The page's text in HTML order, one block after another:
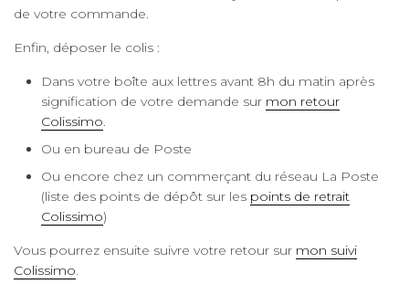
de votre commande.
Enfin, déposer le colis :
Dans votre boîte aux lettres avant 8h du matin après
signification de votre demande sur mon retour
Colissimo.
Ou en bureau de Poste
Ou encore chez un commerçant du réseau La Poste
(liste des points de dépôt sur les points de retrait
Colissimo)
Vous pourrez ensuite suivre votre retour sur mon suivi
Colissimo.